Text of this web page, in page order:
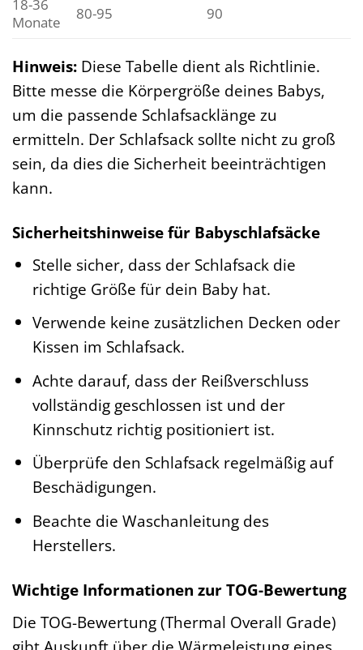
18-36
Monate
80-95 90
Hinweis: Diese Tabelle dient als Richtlinie.
Bitte messe die Körpergröße deines Babys,
um die passende Schlafsacklänge zu
ermitteln. Der Schlafsack sollte nicht zu groß
sein, da dies die Sicherheit beeinträchtigen
kann.
Sicherheitshinweise für Babyschlafsäcke
Stelle sicher, dass der Schlafsack die
richtige Größe für dein Baby hat.
Verwende keine zusätzlichen Decken oder
Kissen im Schlafsack.
Achte darauf, dass der Reißverschluss
vollständig geschlossen ist und der
Kinnschutz richtig positioniert ist.
Überprüfe den Schlafsack regelmäßig auf
Beschädigungen.
Beachte die Waschanleitung des
Herstellers.
Wichtige Informationen zur TOG-Bewertung
Die TOG-Bewertung (Thermal Overall Grade)